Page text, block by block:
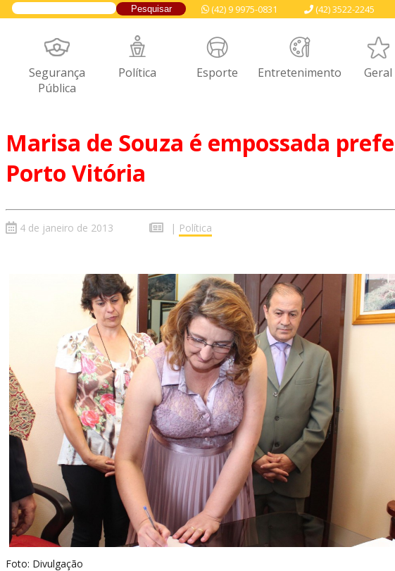
(42) 3522-2245
(42) 9 9975-0831
Segurança
Pública
Política Esporte Entretenimento Geral
Marisa de Souza é empossada
Porto Vitória
4 de janeiro de 2013 | Política
Foto: Divulgação